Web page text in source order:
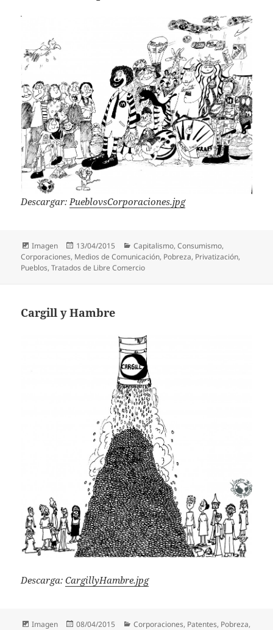
Descargar:PueblovsCorporaciones.jpg
Formato
Imagen
Publicado
el
13/04/2015 Categorías
Capitalismo,Consumismo,
Corporaciones, Medios de Comunicación, Pobreza, Privatización,
Pueblos,Tratados de Libre Comercio
Cargill y Hambre
Descarga:CargillyHambre.jpg
Formato
Imagen
Publicado
08/04/2015 Categorías
Corporaciones, Patentes, Pobreza,